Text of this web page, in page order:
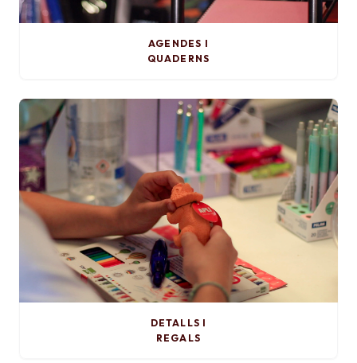
AGENDES I
QUADERNS
DETALLS I
REGALS